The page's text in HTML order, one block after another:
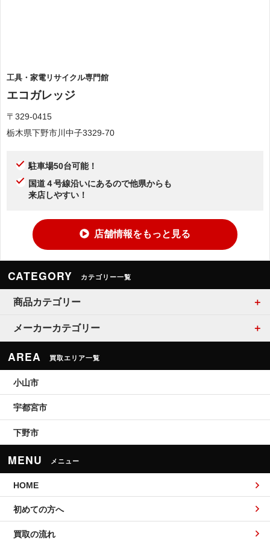
工具・家電リサイクル専門館
エコガレッジ
〒329-0415
栃木県下野市川中子3329-70
駐車場50台可能！
国道４号線沿いにあるので他県からも
来店しやすい！
店舗情報をもっと見る
CATEGORY カテゴリー一覧
商品カテゴリー
メーカーカテゴリー
AREA 買取エリア一覧
小山市
宇都宮市
下野市
MENU メニュー
HOME
初めての方へ
買取の流れ